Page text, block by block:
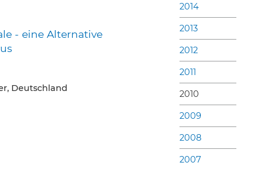
2014
2013
2012
2011
2010
2009
2008
2007
- eine Alternative
Deutschland